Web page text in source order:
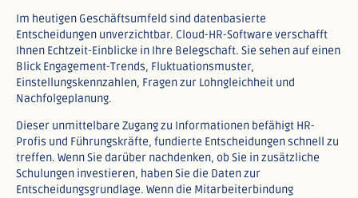
Im heutigen Geschäftsumfeld sind datenbasierte
Entscheidungen unverzichtbar. Cloud-HR-Software verschafft
Ihnen Echtzeit-Einblicke in Ihre Belegschaft. Sie sehen auf einen
Blick Engagement-Trends, Fluktuationsmuster,
Einstellungskennzahlen, Fragen zur Lohngleichheit und
Nachfolgeplanung.​
Dieser unmittelbare Zugang zu Informationen befähigt HR-
Profis und Führungskräfte, fundierte Entscheidungen schnell zu
treffen. Wenn Sie darüber nachdenken, ob Sie in zusätzliche
Schulungen investieren, haben Sie die Daten zur
Entscheidungsgrundlage. Wenn die Mitarbeiterbindung